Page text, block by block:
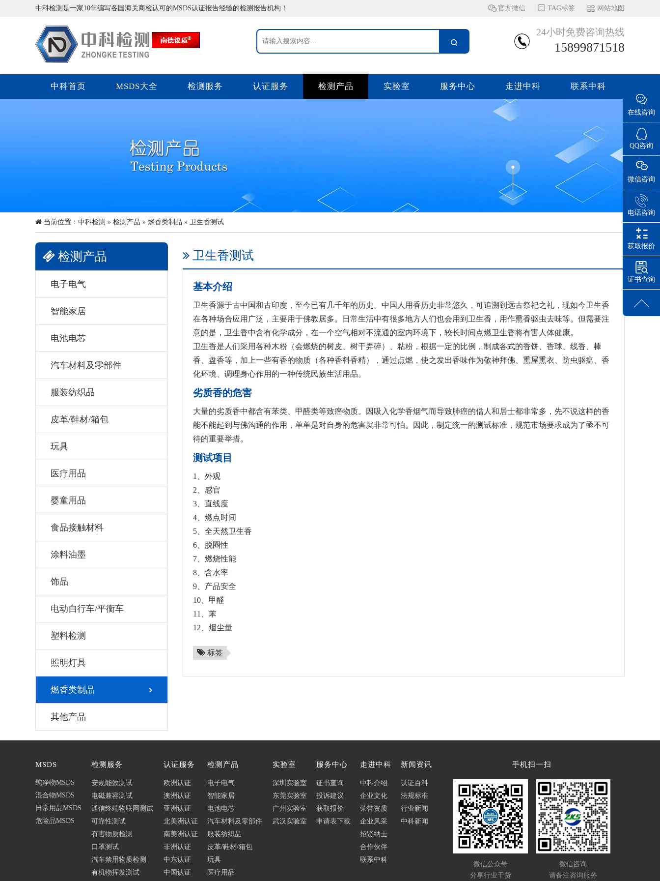
中科检测是一家10年编写各国海关商检认可的MSDS认证报告经验的检测报告机构！ 官方微信 TAG标签 网站地图
24小时免费咨询热线
15899871518
中科首页 MSDS大全 检测服务 认证服务 检测产品 实验室 服务中心 走进中科 联系中科
当前位置： 中科检测 » 检测产品 » 燃香类制品 » 卫生香测试
检测产品
电子电气
智能家居
电池电芯
汽车材料及零部件
服装纺织品
皮革/鞋材/箱包
玩具
医疗用品
婴童用品
食品接触材料
涂料油墨
饰品
电动自行车/平衡车
塑料检测
照明灯具
燃香类制品
其他产品
卫生香测试
基本介绍
卫生香源于古中国和古印度，至今已有几千年的历史。中国人用香历史非常悠久，可追溯到远古祭祀之礼，现如今卫生香
在各种场合应用广泛，主要用于佛教居多。日常生活中有很多地方人们也会用到卫生香，用作熏香驱虫去味等。但需要注
意的是，卫生香中含有化学成分，在一个空气相对不流通的室内环境下，较长时间点燃卫生香将有害人体健康。
卫生香是人们采用各种木粉（会燃烧的树皮、树干弄碎）、粘粉，根据一定的比例，制成各式的香饼、香球、线香、棒
香、盘香等，加上一些有香的物质（各种香料香精），通过点燃，使之发出香味作为敬神拜佛、熏屋熏衣、防虫驱瘟、香
化环境、调理身心作用的一种传统民族生活用品。
劣质香的危害
大量的劣质香中都含有苯类、甲醛类等致癌物质。因吸入化学香烟气而导致肺癌的僧人和居士都非常多，先不说这样的香
能不能起到与佛沟通的作用，单单是对自身的危害就非常可怕。因此，制定统一的测试标准，规范市场要求成为了亟不可
待的重要举措。
测试项目
1、外观
2、感官
3、直线度
4、燃点时间
5、全天然卫生香
6、脱圈性
7、燃烧性能
8、含水率
9、产品安全
10、甲醛
11、苯
12、烟尘量
标签
MSDS
纯净物MSDS
混合物MSDS
日常用品MSDS
危险品MSDS
检测服务
安规能效测试
电磁兼容测试
通信终端物联网测试
可靠性测试
有害物质检测
口罩测试
汽车禁用物质检测
有机物挥发测试
认证服务
欧洲认证
澳洲认证
亚洲认证
北美洲认证
南美洲认证
非洲认证
中东认证
中国认证
检测产品
电子电气
智能家居
电池电芯
汽车材料及零部件
服装纺织品
皮革/鞋材/箱包
玩具
医疗用品
实验室
深圳实验室
东莞实验室
广州实验室
武汉实验室
服务中心
证书查询
投诉建议
获取报价
申请表下载
走进中科
中科介绍
企业文化
荣誉资质
企业风采
招贤纳士
合作伙伴
联系中科
新闻资讯
认证百科
法规标准
行业新闻
中科新闻
手机扫一扫
微信公众号
分享行业干货
微信咨询
请备注咨询服务
在线咨询
QQ咨询
微信咨询
电话咨询
获取报价
证书查询